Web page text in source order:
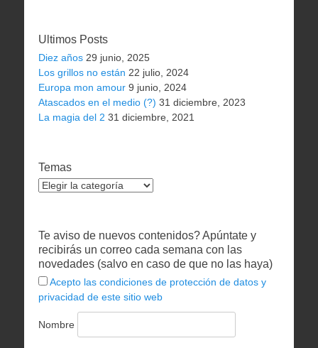
Ultimos Posts
Diez años 29 junio, 2025
Los grillos no están 22 julio, 2024
Europa mon amour 9 junio, 2024
Atascados en el medio (?) 31 diciembre, 2023
La magia del 2 31 diciembre, 2021
Temas
Temas
Te aviso de nuevos contenidos? Apúntate y
recibirás un correo cada semana con las
novedades (salvo en caso de que no las haya)
Acepto las condiciones de protección de datos y
privacidad de este sitio web
Nombre